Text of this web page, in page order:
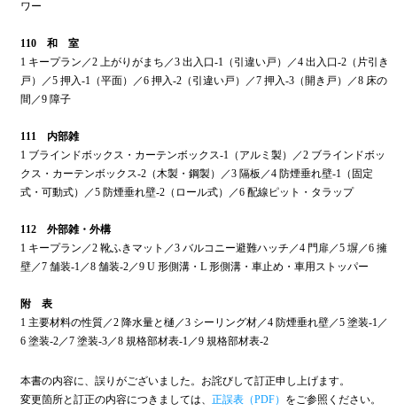
ワー
110 和 室
1 キープラン／2 上がりがまち／3 出入口-1（引違い戸）／4 出入口-2（片引き
戸）／5 押入-1（平面）／6 押入-2（引違い戸）／7 押入-3（開き戸）／8 床の
間／9 障子
111 内部雑
1 ブラインドボックス・カーテンボックス-1（アルミ製）／2 ブラインドボッ
クス・カーテンボックス-2（木製・鋼製）／3 隔板／4 防煙垂れ壁-1（固定
式・可動式）／5 防煙垂れ壁-2（ロール式）／6 配線ピット・タラップ
112 外部雑・外構
1 キープラン／2 靴ふきマット／3 バルコニー避難ハッチ／4 門扉／5 塀／6 擁
壁／7 舗装-1／8 舗装-2／9 U 形側溝・L 形側溝・車止め・車用ストッパー
附 表
1 主要材料の性質／2 降水量と樋／3 シーリング材／4 防煙垂れ壁／5 塗装-1／
6 塗装-2／7 塗装-3／8 規格部材表-1／9 規格部材表-2
本書の内容に、誤りがございました。お詫びして訂正申し上げます。
変更箇所と訂正の内容につきましては、正誤表（PDF） をご参照ください。